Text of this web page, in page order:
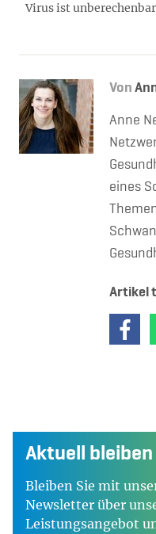
Virus ist
Von
Anne
eines
Artikel
Aktuell bleiben
Bleiben Sie mit
Newsletter über
Leistungsangebot